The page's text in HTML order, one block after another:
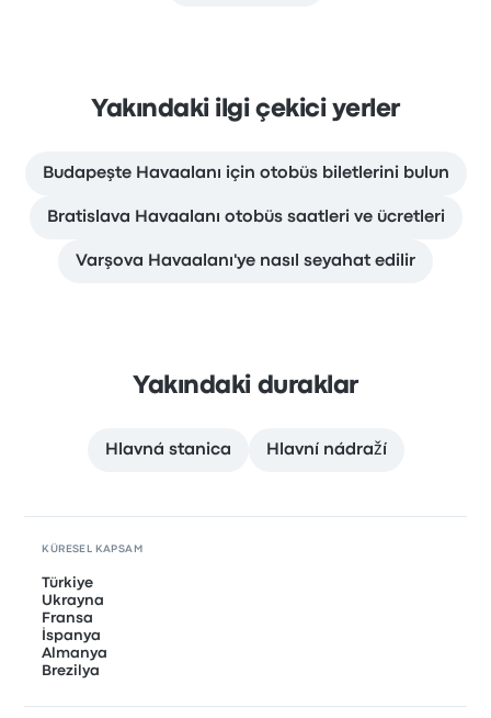
Yakındaki ilgi çekici yerler
Budapeşte Havaalanı için otobüs biletlerini bulun
Bratislava Havaalanı otobüs saatleri ve ücretleri
Varşova Havaalanı'ye nasıl seyahat edilir
Yakındaki duraklar
Hlavná stanica Hlavní nádraží
KÜRESEL KAPSAM
Türkiye
Ukrayna
Fransa
İspanya
Almanya
Brezilya